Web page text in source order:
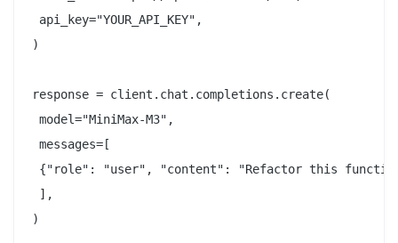
api_key="YOUR_API_KEY",
)
response = client.chat.completions.create(
model="MiniMax-M3",
messages=[
{"role": "user", "content": "Refactor this
],
)